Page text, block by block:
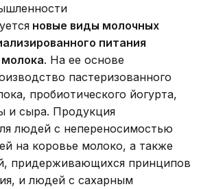
новые виды молочных
питания
. На ее основе
пастеризованного
пробиотического йогурта,
и сыра. Продукция
людей с непереносимостью
на коровье молоко, а также
придерживающихся принципов
и людей с сахарным